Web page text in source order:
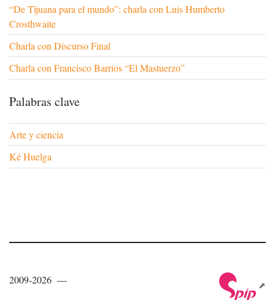
“De Tijuana para el mundo”: charla con Luis Humberto
Crosthwaite
Charla con Discurso Final
Charla con Francisco Barrios “El Mastuerzo”
Palabras clave
Arte y ciencia
Ké Huelga
2009-2026 —